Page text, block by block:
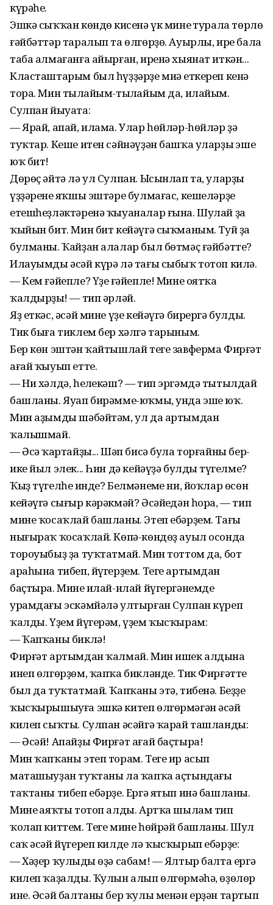
күрәһең.
Эшкә сыҡҡан көндөң кисенә үк минең турала төрлө
ғәйбәттәр таралып та өлгөрҙө. Ауырлы, ире бала
таба алмағанға айырған, иренә хыянат иткән...
Класташтарым был һүҙҙәрҙе миңә еткереп кенә
тора. Мин тыңлайым-тыңлайым да, илайым.
Сулпан йыуата:
— Ярай, апай, илама. Улар һөйләр-һөйләр ҙә
туҡтар. Кеше итен сәйнәүҙән башҡа уларҙың эше
юҡ бит!
Дөрөҫ әйтә лә ул Сулпан. Ысынлап та, уларҙың
үҙҙәренең яҡшы эштәре булмағас, кешеләрҙең
етешһеҙләктәренә ҡыуаналар ғына. Шулай ҙа
ҡыйын бит. Мин бит кейәүгә сыҡманым. Туй ҙа
булманы. Ҡайҙан алалар был бөтмәҫ ғәйбәтте?
Илауымды әсәй күрә лә тағы сыбыҡ тотоп килә.
— Кем ғәйепле? Үҙең ғәйепле! Мине оятҡа
ҡалдырҙың! — тип әрләй.
Яҙ еткәс, әсәй мине үҙе кейәүгә бирергә булды.
Тик быға тиклем бер хәлгә тарыным.
Бер көн эштән ҡайтышлай теге завферма Фирғәт
ағай ҡыуып етте.
— Ни хәлдә, һеңлекәш? — тип эргәмдә тытылдай
башланы. Яуап бирәмме-юҡмы, унда эше юҡ.
Мин аҙымды шәбәйтәм, ул да артымдан
ҡалышмай.
— Әсәң ҡартайҙы... Шәп бисә була торғайны бер-
ике йыл элек... Һин дә кейәүҙә булдың түгелме?
Ҡыҙ түгелһең инде? Белмәнеңме ни, йоҡлар өсөн
кейәүгә сығыр кәрәкмәй? Әсәйеңдән һора, — тип
мине ҡосаҡлай башланы. Этеп ебәрҙем. Тағы
нығыраҡ ҡосаҡлай. Көпә-көндөҙ ауыл осонда
тороуыбыҙ ҙа туҡтатмай. Мин тоттом да, бот
араһына тибеп, йүгерҙем. Теге артымдан
баҫтыра. Минең илай-илай йүгергәнемде
урамдағы эскәмйәлә ултырған Сулпан күреп
ҡалды. Үҙем йүгерәм, үҙем ҡысҡырам:
— Ҡапҡаны биклә!
Фирғәт артымдан ҡалмай. Мин ишек алдына
инеп өлгөрҙөм, ҡапҡа бикләнде. Тик Фирғәтте
был да туҡтатмай. Ҡапҡаны этә, тибенә. Беҙҙең
ҡысҡырышыуға эшкә китеп өлгөрмәгән әсәй
килеп сыҡты. Сулпан әсәйгә ҡарай ташланды:
— Әсәй! Апайҙы Фирғәт ағай баҫтыра!
Мин ҡапҡаны этеп торам. Теге ир асып
маташыуҙан туҡтаны ла ҡапҡа аҫтындағы
таҡтаны тибеп ебәрҙе. Ергә ятып инә башланы.
Минең аяҡты тотоп алды. Артҡа шылам тип
ҡолап киттем. Теге мине һөйрәй башланы. Шул
саҡ әсәй йүгереп килде лә ҡысҡырып ебәрҙе:
— Хәҙер ҡулыңды өҙә сабам! — Ялтыр балта ергә
килеп ҡаҙалды. Ҡулын алып өлгөрмәһә, өҙөлөр
ине. Әсәй балтаны бер ҡулы менән ерҙән тартып